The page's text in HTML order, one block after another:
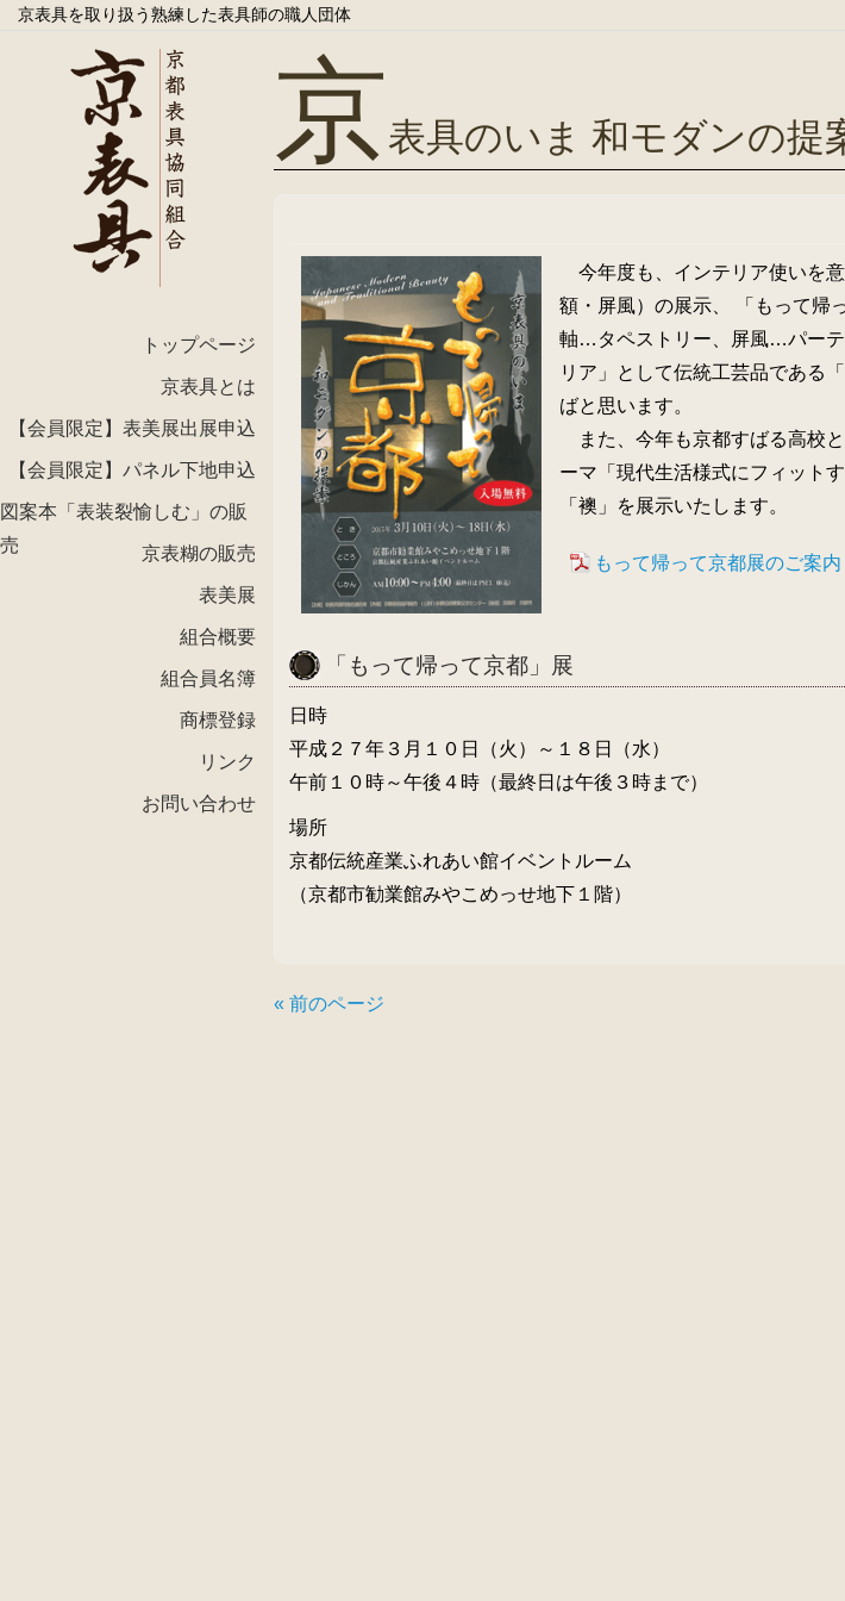
京表具を取り扱う熟練した表具師の職人団体
トップページ
京表具とは
【会員限定】表美展出展申込
【会員限定】パネル下地申込
図案本「表装裂愉しむ」の販
売
京表糊の販売
表美展
組合概要
組合員名簿
商標登録
リンク
お問い合わせ
京表具のいま 和モダンの提
今年度も、インテリア使いを
額・屏風）の展示、 「もって帰
軸…タペストリー、屏風…パー
リア」として伝統工芸品である
ばと思います。
また、今年も京都すばる高校
ーマ「現代生活様式にフィット
「襖」を展示いたします。
もって帰って京都展のご案内
「もって帰って京都」展
日時
平成２７年３月１０日（火）～１８日（水）
午前１０時～午後４時（最終日は午後３時まで）
場所
京都伝統産業ふれあい館イベントルーム
（京都市勧業館みやこめっせ地下１階）
« 前のページ